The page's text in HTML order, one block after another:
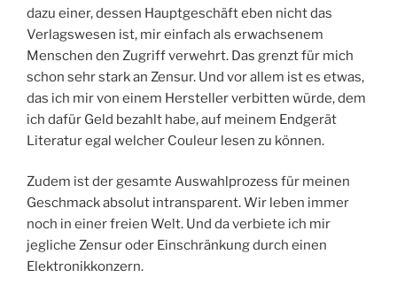
dazu einer, dessen Hauptgeschäft eben nicht das
Verlagswesen ist, mir einfach als erwachsenem
Menschen den Zugriff verwehrt. Das grenzt für mich
schon sehr stark an Zensur. Und vor allem ist es etwas,
das ich mir von einem Hersteller verbitten würde, dem
ich dafür Geld bezahlt habe, auf meinem Endgerät
Literatur egal welcher Couleur lesen zu können.
Zudem ist der gesamte Auswahlprozess für meinen
Geschmack absolut intransparent. Wir leben immer
noch in einer freien Welt. Und da verbiete ich mir
jegliche Zensur oder Einschränkung durch einen
Elektronikkonzern.